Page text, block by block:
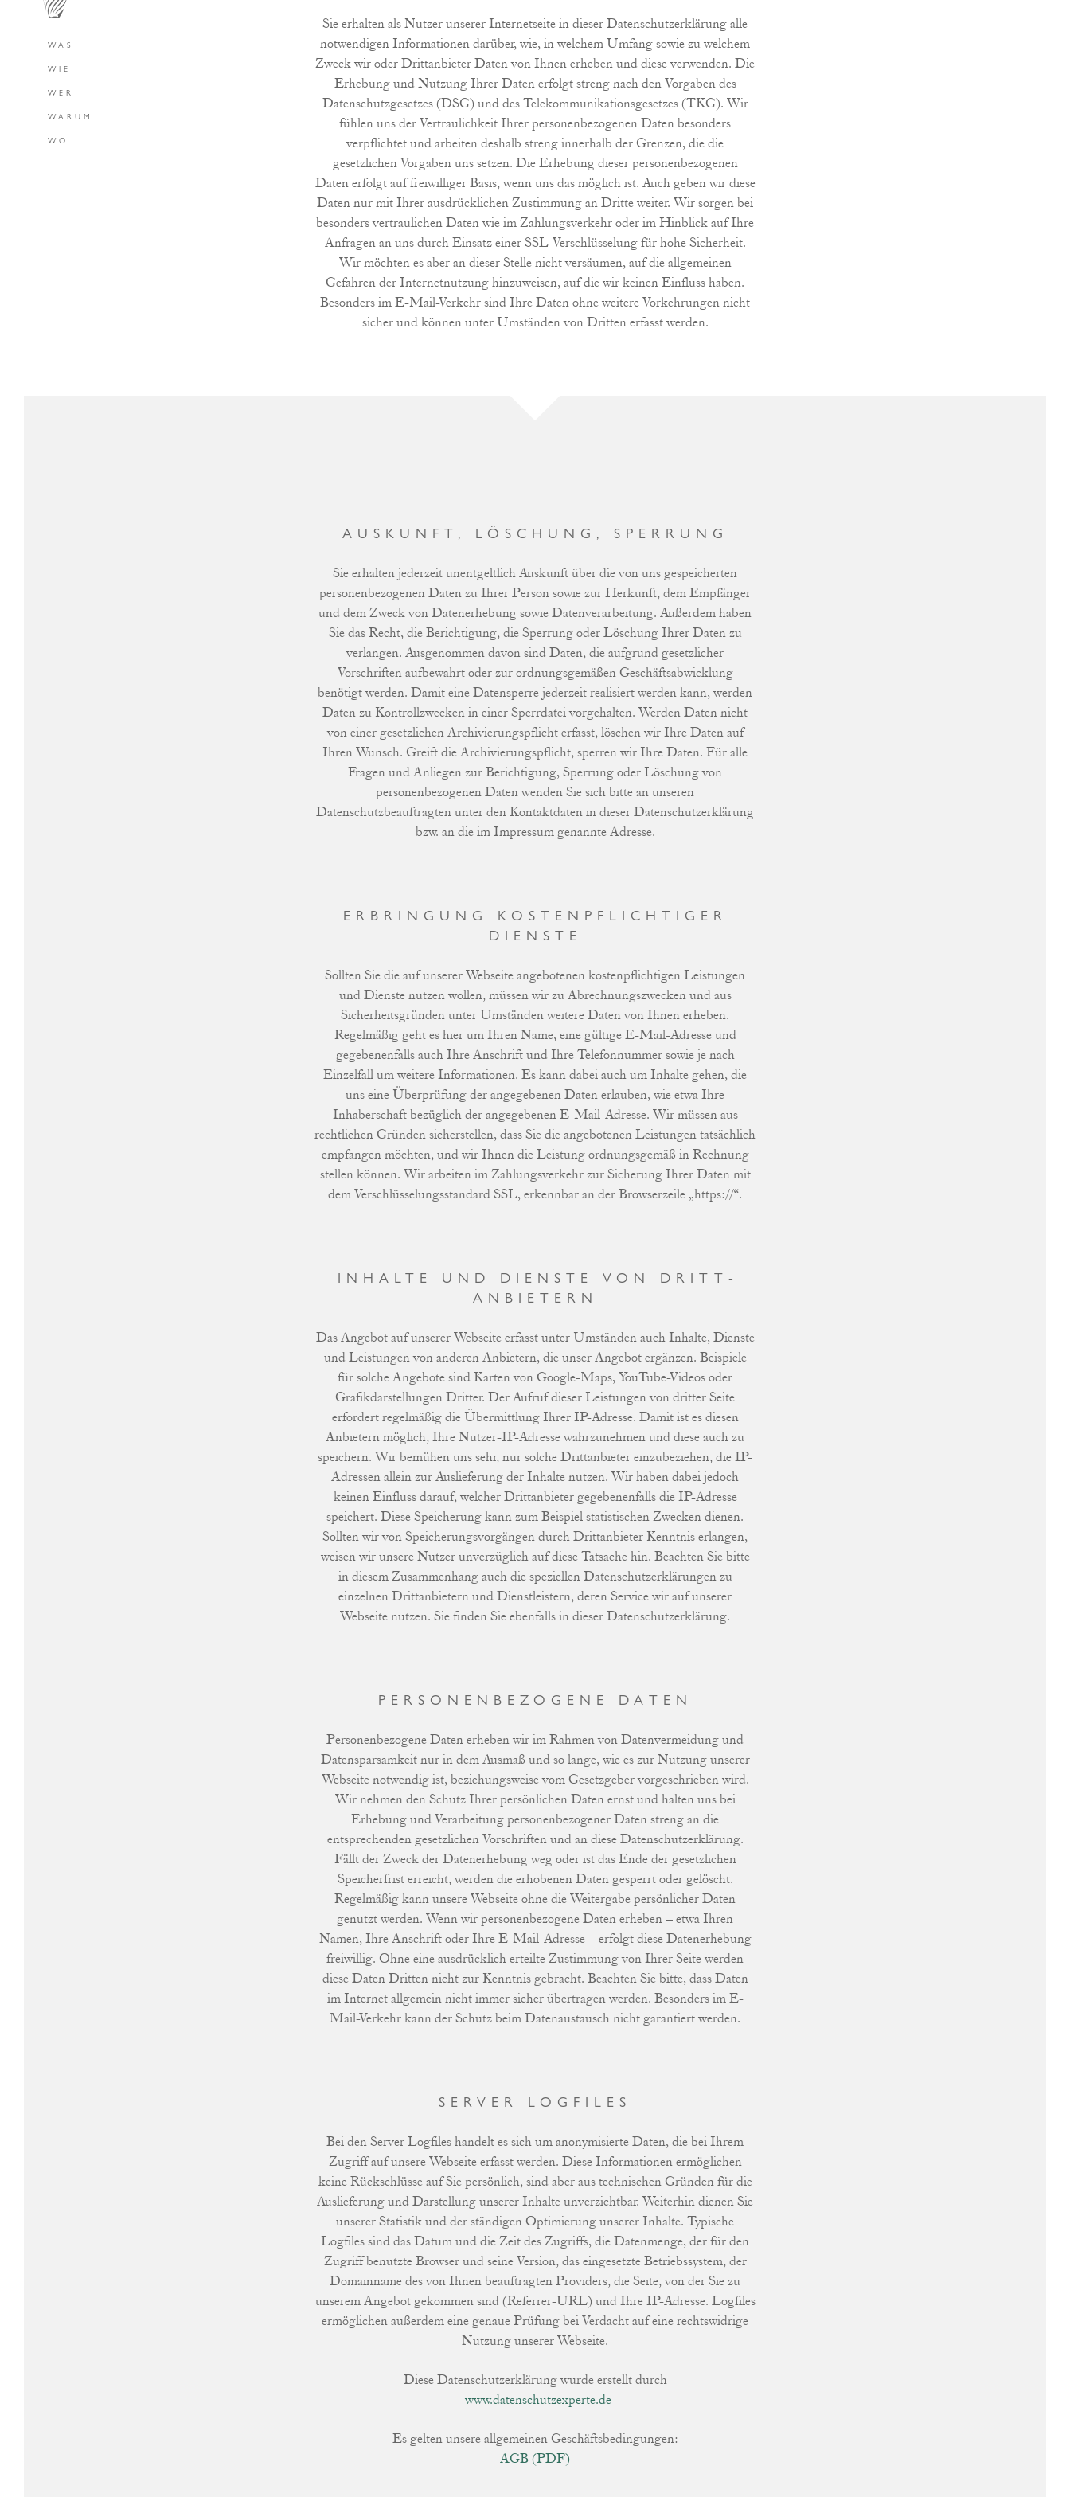
WAS
WIE
WER
WARUM
WO
Sie erhalten als Nutzer unserer Internetseite in dieser Datenschutzerklärung alle
notwendigen Informationen darüber, wie, in welchem Umfang sowie zu welchem
Zweck wir oder Drittanbieter Daten von Ihnen erheben und diese verwenden. Die
Erhebung und Nutzung Ihrer Daten erfolgt streng nach den Vorgaben des
Datenschutzgesetzes (DSG) und des Telekommunikationsgesetzes (TKG). Wir
fühlen uns der Vertraulichkeit Ihrer personenbezogenen Daten besonders
verpflichtet und arbeiten deshalb streng innerhalb der Grenzen, die die
gesetzlichen Vorgaben uns setzen. Die Erhebung dieser personenbezogenen
Daten erfolgt auf freiwilliger Basis, wenn uns das möglich ist. Auch geben wir diese
Daten nur mit Ihrer ausdrücklichen Zustimmung an Dritte weiter. Wir sorgen bei
besonders vertraulichen Daten wie im Zahlungsverkehr oder im Hinblick auf Ihre
Anfragen an uns durch Einsatz einer SSL-Verschlüsselung für hohe Sicherheit.
Wir möchten es aber an dieser Stelle nicht versäumen, auf die allgemeinen
Gefahren der Internetnutzung hinzuweisen, auf die wir keinen Einfluss haben.
Besonders im E-Mail-Verkehr sind Ihre Daten ohne weitere Vorkehrungen nicht
sicher und können unter Umständen von Dritten erfasst werden.
AUSKUNFT, LÖSCHUNG, SPERRUNG
Sie erhalten jederzeit unentgeltlich Auskunft über die von uns gespeicherten
personenbezogenen Daten zu Ihrer Person sowie zur Herkunft, dem Empfänger
und dem Zweck von Datenerhebung sowie Datenverarbeitung. Außerdem haben
Sie das Recht, die Berichtigung, die Sperrung oder Löschung Ihrer Daten zu
verlangen. Ausgenommen davon sind Daten, die aufgrund gesetzlicher
Vorschriften aufbewahrt oder zur ordnungsgemäßen Geschäftsabwicklung
benötigt werden. Damit eine Datensperre jederzeit realisiert werden kann, werden
Daten zu Kontrollzwecken in einer Sperrdatei vorgehalten. Werden Daten nicht
von einer gesetzlichen Archivierungspflicht erfasst, löschen wir Ihre Daten auf
Ihren Wunsch. Greift die Archivierungspflicht, sperren wir Ihre Daten. Für alle
Fragen und Anliegen zur Berichtigung, Sperrung oder Löschung von
personenbezogenen Daten wenden Sie sich bitte an unseren
Datenschutzbeauftragten unter den Kontaktdaten in dieser Datenschutzerklärung
bzw. an die im Impressum genannte Adresse.
ERBRINGUNG KOSTEN­PFLICHTIGER
DIENSTE
Sollten Sie die auf unserer Webseite angebotenen kostenpflichtigen Leistungen
und Dienste nutzen wollen, müssen wir zu Abrechnungszwecken und aus
Sicherheitsgründen unter Umständen weitere Daten von Ihnen erheben.
Regelmäßig geht es hier um Ihren Name, eine gültige E-Mail-Adresse und
gegebenenfalls auch Ihre Anschrift und Ihre Telefonnummer sowie je nach
Einzelfall um weitere Informationen. Es kann dabei auch um Inhalte gehen, die
uns eine Überprüfung der angegebenen Daten erlauben, wie etwa Ihre
Inhaberschaft bezüglich der angegebenen E-Mail-Adresse. Wir müssen aus
rechtlichen Gründen sicherstellen, dass Sie die angebotenen Leistungen tatsächlich
empfangen möchten, und wir Ihnen die Leistung ordnungsgemäß in Rechnung
stellen können. Wir arbeiten im Zahlungsverkehr zur Sicherung Ihrer Daten mit
dem Verschlüsselungsstandard SSL, erkennbar an der Browserzeile „https://“.
INHALTE UND DIENSTE VON DRITT­
ANBIETERN
Das Angebot auf unserer Webseite erfasst unter Umständen auch Inhalte, Dienste
und Leistungen von anderen Anbietern, die unser Angebot ergänzen. Beispiele
für solche Angebote sind Karten von Google-Maps, YouTube-Videos oder
Grafikdarstellungen Dritter. Der Aufruf dieser Leistungen von dritter Seite
erfordert regelmäßig die Übermittlung Ihrer IP-Adresse. Damit ist es diesen
Anbietern möglich, Ihre Nutzer-IP-Adresse wahrzunehmen und diese auch zu
speichern. Wir bemühen uns sehr, nur solche Drittanbieter einzubeziehen, die IP-
Adressen allein zur Auslieferung der Inhalte nutzen. Wir haben dabei jedoch
keinen Einfluss darauf, welcher Drittanbieter gegebenenfalls die IP-Adresse
speichert. Diese Speicherung kann zum Beispiel statistischen Zwecken dienen.
Sollten wir von Speicherungsvorgängen durch Drittanbieter Kenntnis erlangen,
weisen wir unsere Nutzer unverzüglich auf diese Tatsache hin. Beachten Sie bitte
in diesem Zusammenhang auch die speziellen Datenschutzerklärungen zu
einzelnen Drittanbietern und Dienstleistern, deren Service wir auf unserer
Webseite nutzen. Sie finden Sie ebenfalls in dieser Datenschutzerklärung.
PERSONEN­BEZOGENE DATEN
Personenbezogene Daten erheben wir im Rahmen von Datenvermeidung und
Datensparsamkeit nur in dem Ausmaß und so lange, wie es zur Nutzung unserer
Webseite notwendig ist, beziehungsweise vom Gesetzgeber vorgeschrieben wird.
Wir nehmen den Schutz Ihrer persönlichen Daten ernst und halten uns bei
Erhebung und Verarbeitung personenbezogener Daten streng an die
entsprechenden gesetzlichen Vorschriften und an diese Datenschutzerklärung.
Fällt der Zweck der Datenerhebung weg oder ist das Ende der gesetzlichen
Speicherfrist erreicht, werden die erhobenen Daten gesperrt oder gelöscht.
Regelmäßig kann unsere Webseite ohne die Weitergabe persönlicher Daten
genutzt werden. Wenn wir personenbezogene Daten erheben – etwa Ihren
Namen, Ihre Anschrift oder Ihre E-Mail-Adresse – erfolgt diese Datenerhebung
freiwillig. Ohne eine ausdrücklich erteilte Zustimmung von Ihrer Seite werden
diese Daten Dritten nicht zur Kenntnis gebracht. Beachten Sie bitte, dass Daten
im Internet allgemein nicht immer sicher übertragen werden. Besonders im E-
Mail-Verkehr kann der Schutz beim Datenaustausch nicht garantiert werden.
SERVER LOGFILES
Bei den Server Logfiles handelt es sich um anonymisierte Daten, die bei Ihrem
Zugriff auf unsere Webseite erfasst werden. Diese Informationen ermöglichen
keine Rückschlüsse auf Sie persönlich, sind aber aus technischen Gründen für die
Auslieferung und Darstellung unserer Inhalte unverzichtbar. Weiterhin dienen Sie
unserer Statistik und der ständigen Optimierung unserer Inhalte. Typische
Logfiles sind das Datum und die Zeit des Zugriffs, die Datenmenge, der für den
Zugriff benutzte Browser und seine Version, das eingesetzte Betriebssystem, der
Domainname des von Ihnen beauftragten Providers, die Seite, von der Sie zu
unserem Angebot gekommen sind (Referrer-URL) und Ihre IP-Adresse. Logfiles
ermöglichen außerdem eine genaue Prüfung bei Verdacht auf eine rechtswidrige
Nutzung unserer Webseite.
Diese Datenschutzerklärung wurde erstellt durch
www.datenschutzexperte.de
Es gelten unsere allgemeinen Geschäftsbedingungen:
AGB (PDF)